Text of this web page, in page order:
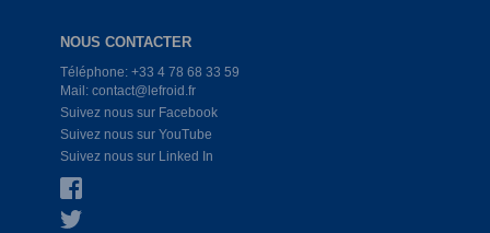
NOUS CONTACTER
Téléphone: +33 4 78 68 33 59
Mail: contact@lefroid.fr
Suivez nous sur Facebook
Suivez nous sur YouTube
Suivez nous sur Linked In